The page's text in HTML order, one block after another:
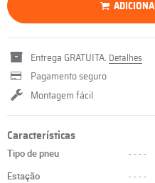
Entrega GRATUITA. Detalhes
Pagamento seguro
Montagem fácil
Características
Tipo de pneu ----
Estação
----